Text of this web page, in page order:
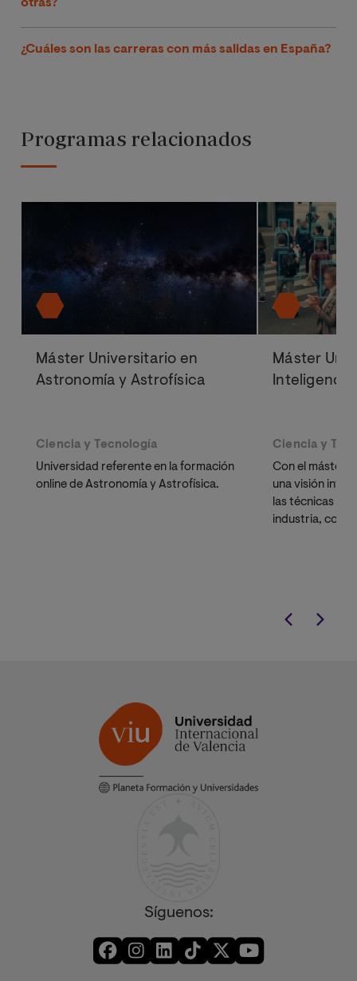
otras?
¿Cuáles son las carreras con más salidas en España?
Programas relacionados
Máster Universitario en
Astronomía y Astrofísica
Ciencia y Tecnología
Universidad referente en la formación
online de Astronomía y Astrofísica.
Máster
Ciencia y
Con el máster
una visión
las técnicas
industria, como
Síguenos: